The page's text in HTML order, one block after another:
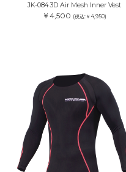
JK-084 3D Air Mesh Inner Vest
￥4,500 (税込:￥4,950)